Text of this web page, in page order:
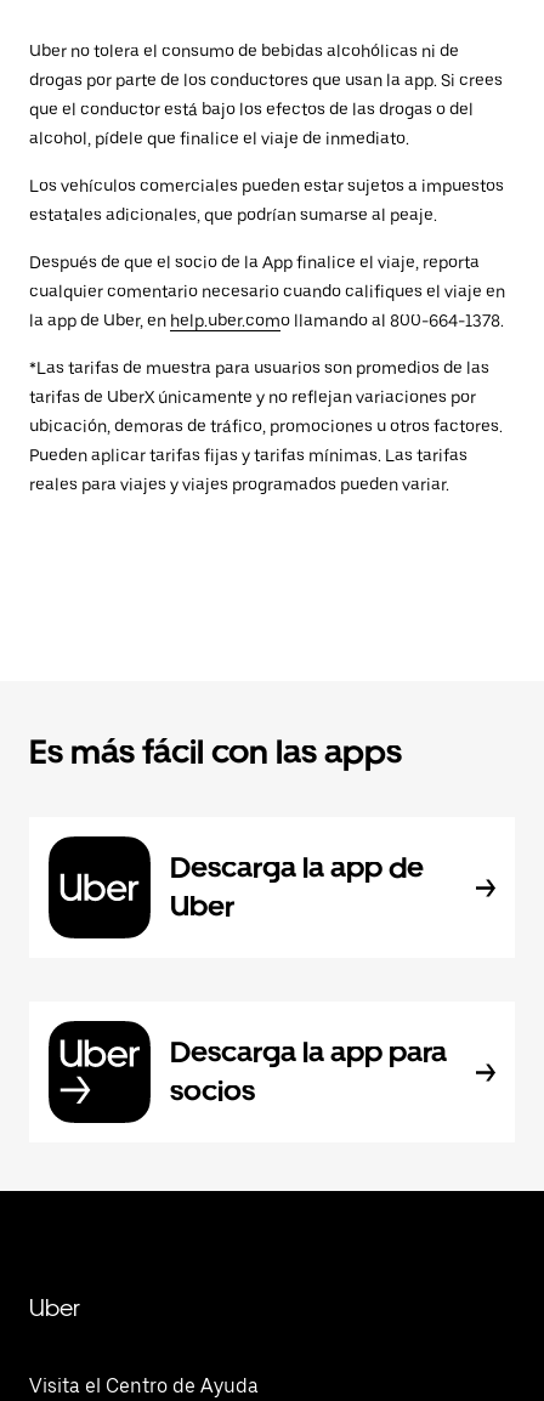
Uber no tolera el consumo de bebidas alcohólicas ni de
drogas por parte de los conductores que usan la app. Si crees
que el conductor está bajo los efectos de las drogas o del
alcohol, pídele que finalice el viaje de inmediato.
Los vehículos comerciales pueden estar sujetos a impuestos
estatales adicionales, que podrían sumarse al peaje.
Después de que el socio de la App finalice el viaje, reporta
cualquier comentario necesario cuando califiques el viaje en
la app de Uber, en help.uber.como llamando al 800-664-1378.
*Las tarifas de muestra para usuarios son promedios de las
tarifas de UberX únicamente y no reflejan variaciones por
ubicación, demoras de tráfico, promociones u otros factores.
Pueden aplicar tarifas fijas y tarifas mínimas. Las tarifas
reales para viajes y viajes programados pueden variar.
Es más fácil con las apps
Descarga la app de
Uber
Descarga la app para
socios
Uber
Visita el Centro de Ayuda